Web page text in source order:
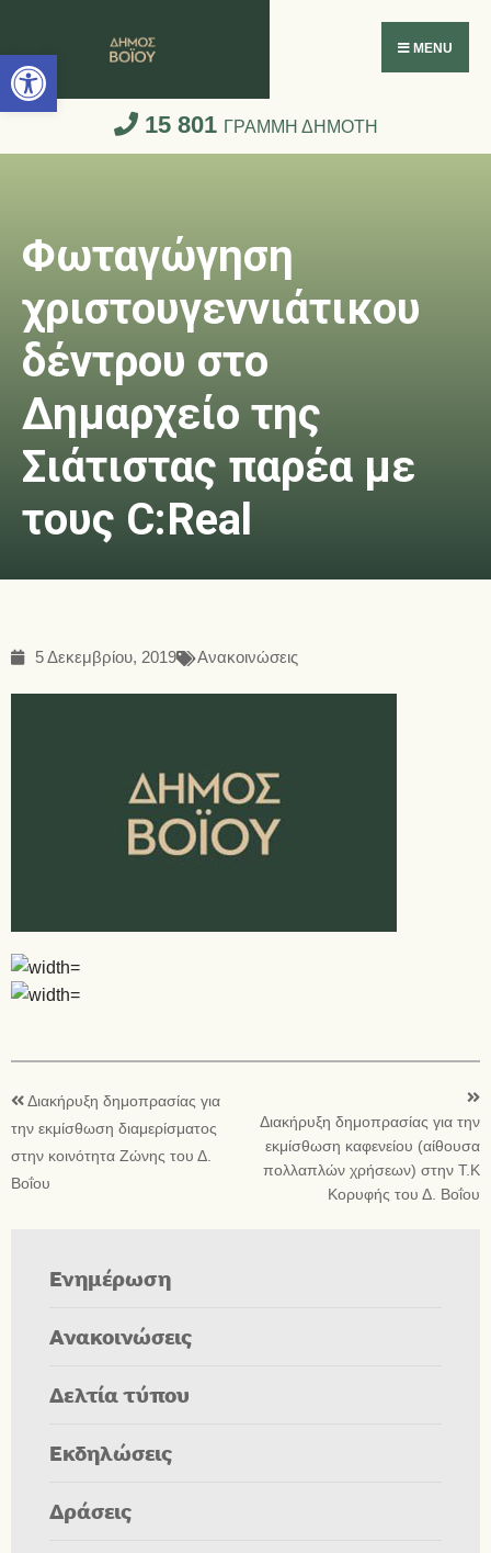
Ανοίξτε τη γραμμή εργαλείων
MENU
15 801 ΓΡΑΜΜΗ ΔΗΜΟΤΗ
Φωταγώγηση
χριστουγεννιάτικου
δέντρου στο
Δημαρχείο της
Σιάτιστας παρέα με
τους C:Real
5 Δεκεμβρίου, 2019 Ανακοινώσεις
Διακήρυξη δημοπρασίας για
την εκμίσθωση διαμερίσματος
στην κοινότητα Ζώνης του Δ.
Βοΐου
Διακήρυξη δημοπρασίας για την
εκμίσθωση καφενείου (αίθουσα
πολλαπλών χρήσεων) στην Τ.Κ
Κορυφής του Δ. Βοΐου
Ενημέρωση
Ανακοινώσεις
Δελτία τύπου
Εκδηλώσεις
Δράσεις